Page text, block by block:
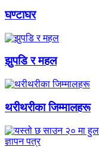
घण्टाघर
झुपडि र महल
थरीथरीका जिम्मालहरू